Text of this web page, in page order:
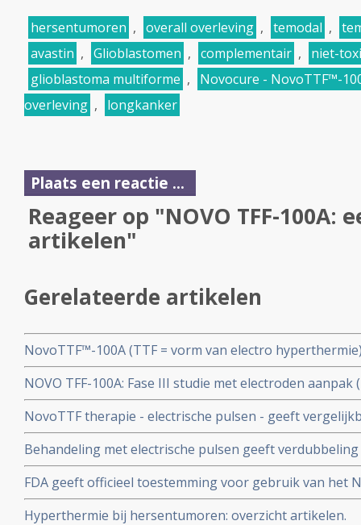
hersentumoren , overall overleving , temodal ,
avastin , Glioblastomen , complementair ,
niet-
glioblastoma multiforme ,
Novocure - NovoTTF™-
overleving , longkanker
Plaats een reactie ...
Reageer op "NOVO TFF-100A:
artikelen"
Gerelateerde artikelen
NovoTTF™-100A (TTF = vorm van electro
overleving, 5 maanden, bij nieuwe diagnose
vergelijking met temodal - temozolomide alleen
NOVO TFF-100A: Fase III studie met electroden
van hersentumoren (Recidief van Glioblastoma
dan chemo.
NovoTTF therapie - electrische pulsen - geeft
chemo bij patiënten met een recidief van een
Kwaliteit van leven blijkt met de NOVO TTF veel beter.
Behandeling met electrische pulsen geeft
kankerpatienten met een inoperabel recidief van een
multiforma (GBM).
FDA geeft officieel toestemming voor gebruik van het
electrische velden, bij hersentumoren glioblastomen
Hyperthermie bij hersentumoren: overzicht artikelen.